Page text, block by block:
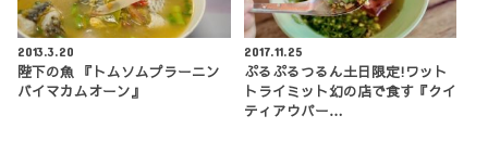
2013.3.20
陛下の魚 『トムソムプラーニン
バイマカムオーン』
2017.11.25
ぷるぷるつるん土日限定!ワット
トライミット幻の店で食す『クイ
ティアウパー…